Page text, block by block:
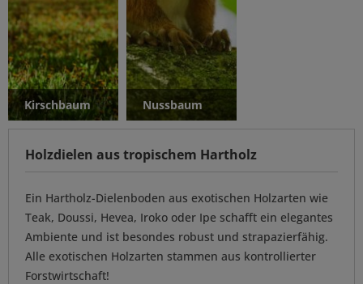
Kirschbaum Nussbaum
Holzdielen aus tropischem Hartholz
Ein Hartholz-Dielenboden aus exotischen Holzarten wie
Teak, Doussi, Hevea, Iroko oder Ipe schafft ein elegantes
Ambiente und ist besondes robust und strapazierfähig.
Alle exotischen Holzarten stammen aus kontrollierter
Forstwirtschaft!